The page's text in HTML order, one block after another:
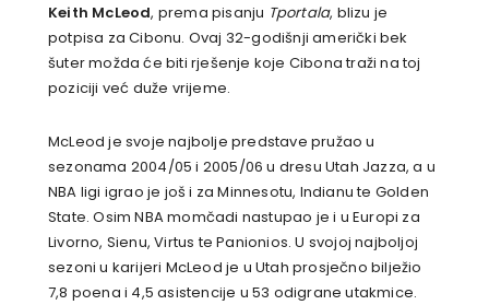
Keith McLeod, prema pisanju Tportala, blizu je
potpisa za Cibonu. Ovaj 32-godišnji američki bek
šuter možda će biti rješenje koje Cibona traži na toj
poziciji već duže vrijeme.
McLeod je svoje najbolje predstave pružao u
sezonama 2004/05 i 2005/06 u dresu Utah Jazza, a u
NBA ligi igrao je još i za Minnesotu, Indianu te Golden
State. Osim NBA momčadi nastupao je i u Europi za
Livorno, Sienu, Virtus te Panionios. U svojoj najboljoj
sezoni u karijeri McLeod je u Utah prosječno bilježio
7,8 poena i 4,5 asistencije u 53 odigrane utakmice.